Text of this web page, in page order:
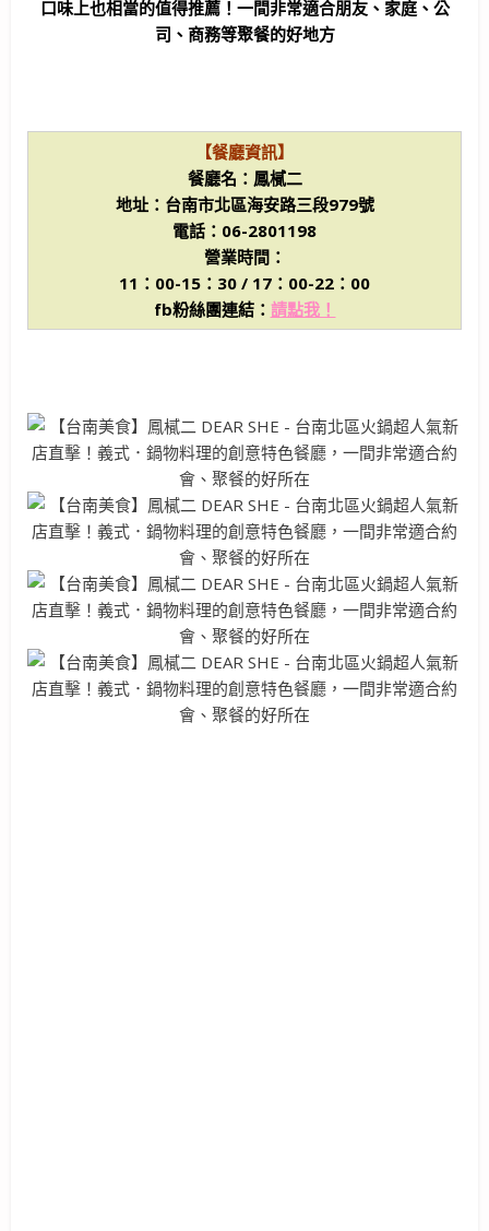
口味上也相當的值得推薦！一間非常適合朋友、家庭、公
司、商務等聚餐的好地方
【餐廳資訊】
餐廳名：鳳樲二
地址：台南市北區海安路三段979號
電話：06-2801198
營業時間：
11：00-15：30 / 17：00-22：00
fb粉絲團連結： 請點我！